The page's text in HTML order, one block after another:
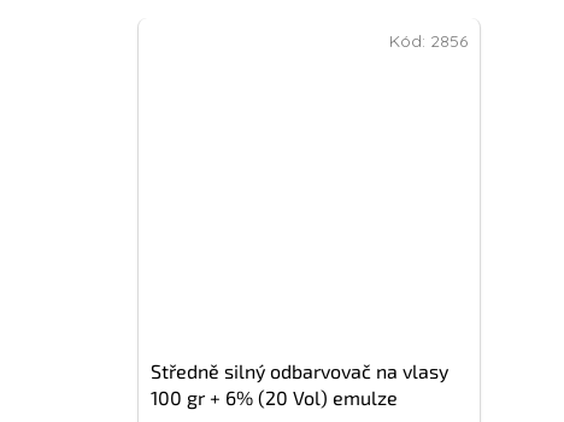
Středně silný odbarvovač na vlasy
100 gr + 6% (20 Vol) emulze
Kód: 2856